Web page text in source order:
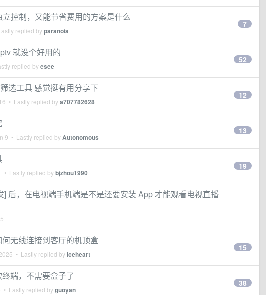
控制，又能节省费用的方案是什么
replied byparanoia
7
就没个好用的
replied byesee
52
选工具 感觉挺有用分享下
• Lastly replied bya707782628
12
9 • Lastly replied byAutonomous
13
• Lastly replied bybjzhou1990
19
] 后，在电视端手机端是不是还要安装 App 才能观看电视直播
无线连接到客厅的机顶盒
• Lastly replied byiceheart
15
端，不需要盒子了
• Lastly replied byguoyan
38